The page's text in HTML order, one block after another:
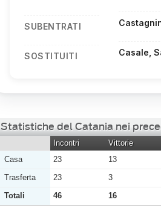
SUBENTRATI
SOSTITUITI Casale,
Statistiche del Catania nei
Incontri Vittorie
Casa
23 13
Trasferta
23 3
Totali
46 16